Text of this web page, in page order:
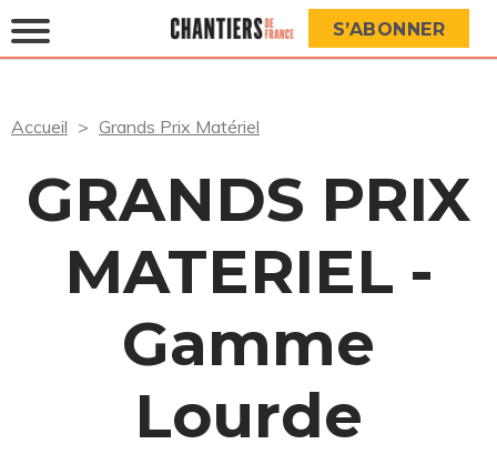
S’ABONNER
Accueil Grands Prix Matériel
GRANDS PRIX
MATERIEL -
Gamme
Lourde